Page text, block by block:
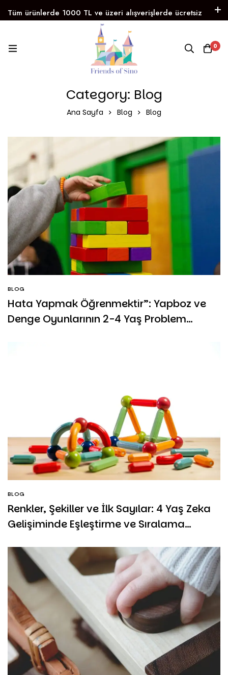
Tüm ürünlerde 1000 TL ve üzeri alışverişlerde ücretsiz
Instagram
Facebook
Eğitici ve Yaratıcı Oyunlar 3’lü
0
Category: Blog
Ana Sayfa Blog Blog
BLOG
Hata Yapmak Öğrenmektir”: Yapboz ve
Denge Oyunlarının 2-4 Yaş Problem
BLOG
Renkler, Şekiller ve İlk Sayılar: 4 Yaş Zeka
Gelişiminde Eşleştirme ve Sıralama